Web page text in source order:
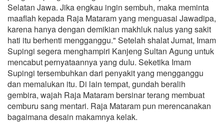
Selatan Jawa. Jika engkau ingin sembuh, maka meminta
maaflah kepada Raja Mataram yang menguasai Jawadipa,
karena hanya dengan demikian makhluk nalus yang sakit
hati itu berhenti mengganggu." Setelah shalat Jumat, Imam
Supingi segera menghampiri Kanjeng Sultan Agung untuk
mencabut pernyataannya yang duIu. Seketika Imam
Supingi tersembuhkan dari penyakit yang mengganggu
dan memalukan itu. Di lain tempat, gundah beralih
gembira, wajah Raja Mataram bersinar terang membuat
cemburu sang mentari. Raja Mataram pun merencanakan
bagaimana desain makamnya kelak.